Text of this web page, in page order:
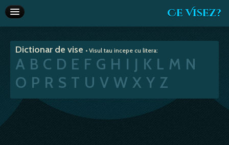
Ce Visez?
Interpretare vise
Articole
Va recomandam
Dictionar de vise • Visul tau incepe cu litera:
A B C D E F G H I J K L M N
O P R S T U V W X Y Z